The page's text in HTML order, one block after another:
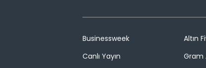
Businessweek
Canlı Yayın
Altın
Gram